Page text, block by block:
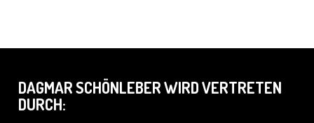
DAGMAR SCHÖNLEBER WIRD VERTRETEN
DURCH: